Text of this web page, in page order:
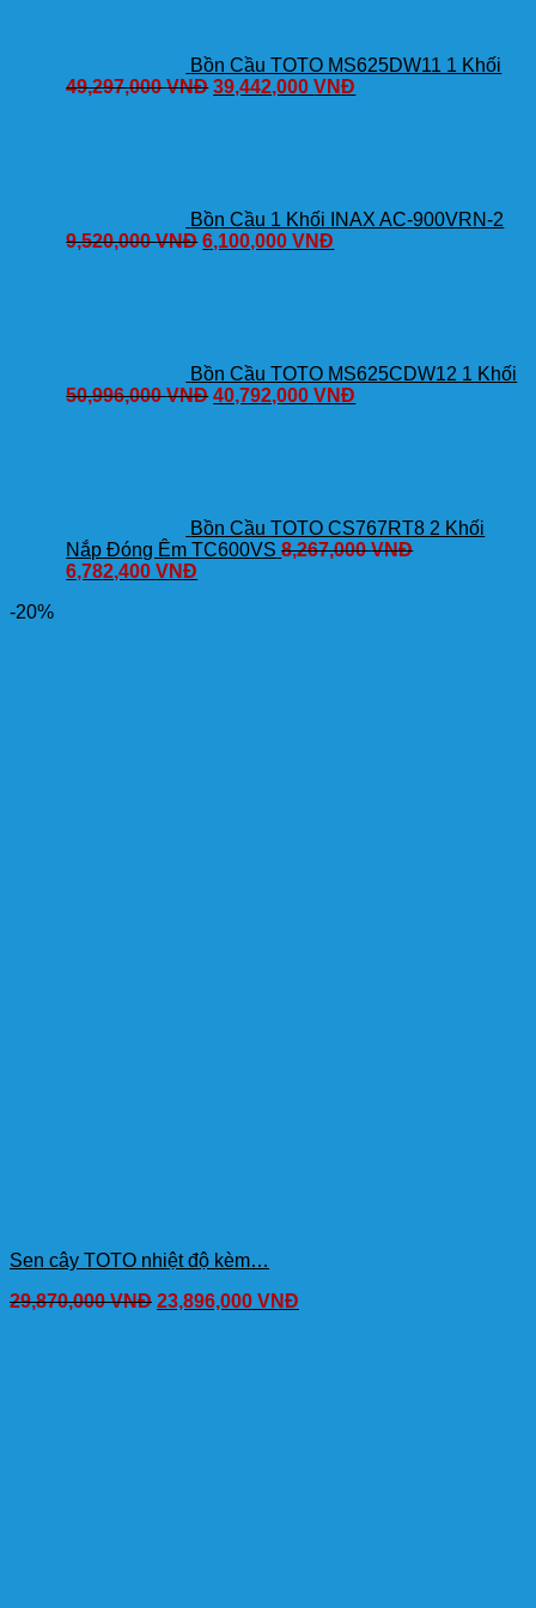
Bồn Cầu TOTO MS625DW11 1 Khối
49,297,000VNĐ 39,442,000VNĐ
Bồn Cầu 1 Khối INAX AC-900VRN-2
9,520,000VNĐ 6,100,000VNĐ
Bồn Cầu TOTO MS625CDW12 1 Khối
50,996,000VNĐ 40,792,000VNĐ
Bồn Cầu TOTO CS767RT8 2 Khối
Nắp Đóng Êm TC600VS 8,267,000VNĐ
6,782,400VNĐ
-20%
Sen cây TOTO nhiệt độ kèm…
29,870,000VNĐ 23,896,000 VNĐ